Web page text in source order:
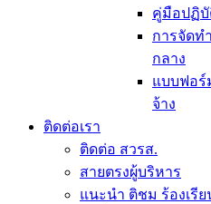
คู่มือปฏิบั
การจัดท
กลาง
แบบฟอร์
จ้าง
ติดต่อเรา
ติดต่อ สวรส.
สายตรงผู้บริหาร
แนะนำ ติชม ร้องเรีย